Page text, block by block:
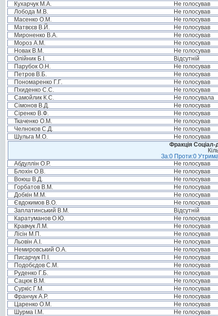
Кухарчук М.А.
Не голосував
Лобода М.В.
Не голосував
Масенко О.М.
Не голосував
Матвєєв В.Й.
Не голосував
Мироненко В.А.
Не голосував
Мороз А.М.
Не голосував
Новак В.М.
Не голосував
Олійник Б.І.
Відсутній
Парубок О.Н.
Не голосував
Петров В.Б.
Не голосував
Пономаренко Г.Г.
Не голосував
Пхиденко С.С.
Не голосував
Самойлик К.С.
Не голосувала
Сімонов В.Д.
Не голосував
Сіренко В.Ф.
Не голосував
Ткаченко О.М.
Не голосував
Челноков С.Д.
Не голосував
Шульга М.О.
Не голосував
Фракція Соціал-
За:0 Проти:0
Абдуллін О.Р.
Не голосував
Блохін О.В.
Не голосував
Воюш В.Д.
Не голосував
Горбатов В.М.
Не голосував
Добкін М.М.
Не голосував
Євдокимов В.О.
Не голосував
Заплатинський В.М.
Відсутній
Каратуманов О.Ю.
Не голосував
Кравчук Л.М.
Не голосував
Лісін М.П.
Не голосував
Льовін А.І.
Не голосував
Немировський О.А.
Не голосував
Писарчук П.І.
Не голосував
Подобєдов С.М.
Не голосував
Руденко Г.Б.
Не голосував
Сацюк В.М.
Не голосував
Суркіс Г.М.
Не голосував
Франчук А.Р.
Не голосував
Царенко О.М.
Не голосував
Шурма І.М.
Не голосував